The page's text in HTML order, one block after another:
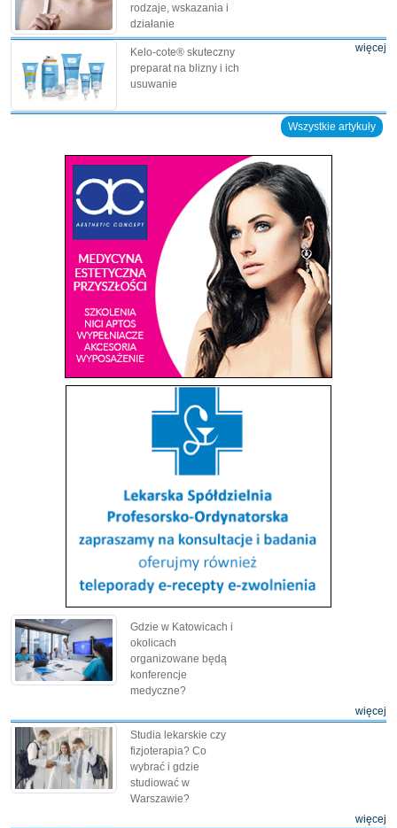
rodzaje, wskazania i
działanie
Kelo-cote® skuteczny
preparat na blizny i ich
usuwanie
więcej
Wszystkie artykuły
Gdzie w Katowicach i
okolicach
organizowane będą
konferencje
medyczne?
więcej
Studia lekarskie czy
fizjoterapia? Co
wybrać i gdzie
studiować w
Warszawie?
więcej